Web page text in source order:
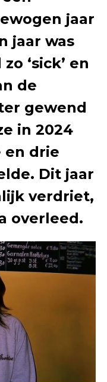
jaar
jaar was
‘sick’ en
de
gewend
in 2024
en drie
Dit jaar
verdriet,
overleed.